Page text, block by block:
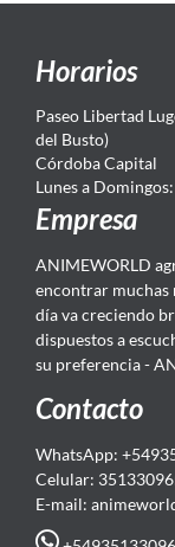
Horarios
Paseo Libertad
del Busto)
Córdoba Capital
Lunes a
Empresa
ANIMEWORLD
encontrar muchas
día va creciendo
dispuestos a
su preferencia -
Contacto
WhatsApp:
Celular:
E-mail: